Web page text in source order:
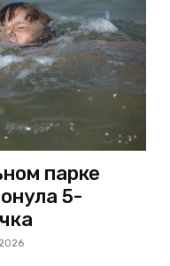
парке
5-